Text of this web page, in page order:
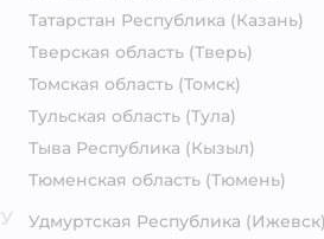
Татарстан Республика (Казань)
Тверская область (Тверь)
Томская область (Томск)
Тульская область (Тула)
Тыва Республика (Кызыл)
Тюменская область (Тюмень)
Удмуртская Республика (Ижевск)